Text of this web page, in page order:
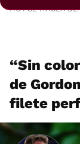
HOY SE HABLA DE
“Sin
de
filete